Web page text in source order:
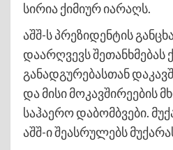
სირია ქიმიურ იარაღს.
აშშ-ს პრეზიდენტის
დაარღვევს შეთანხმებას
განადგურებასთან
და მისი მოკავშირეების
საჰაერო დაბომბვები.
აშშ-ი შეასრულებს